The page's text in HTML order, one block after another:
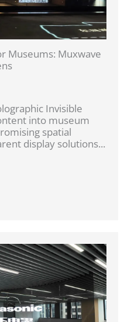
Museums: Muxwave
Invisible
into museum
spatial
display solutions...